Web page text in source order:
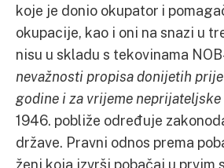
koje je donio okupator i
okupacije, kao i oni na snazi u
nisu u skladu s tekovinama
nevažnosti propisa donijetih prije
godine i za vrijeme
1946. pobliže određuje
države. Pravni odnos prema
ženi koja izvrši pobačaj u prvim